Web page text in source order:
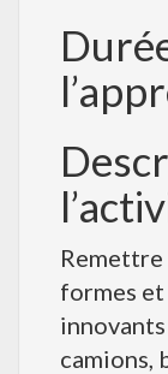
Remettre
formes
camions,